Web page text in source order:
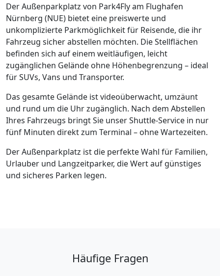
Der Außenparkplatz von Park4Fly am Flughafen
Nürnberg (NUE) bietet eine preiswerte und
unkomplizierte Parkmöglichkeit für Reisende, die ihr
Fahrzeug sicher abstellen möchten. Die Stellflächen
befinden sich auf einem weitläufigen, leicht
zugänglichen Gelände ohne Höhenbegrenzung – ideal
für SUVs, Vans und Transporter.
Das gesamte Gelände ist videoüberwacht, umzäunt
und rund um die Uhr zugänglich. Nach dem Abstellen
Ihres Fahrzeugs bringt Sie unser Shuttle-Service in nur
fünf Minuten direkt zum Terminal – ohne Wartezeiten.
Der Außenparkplatz ist die perfekte Wahl für Familien,
Urlauber und Langzeitparker, die Wert auf günstiges
und sicheres Parken legen.
Häufige Fragen